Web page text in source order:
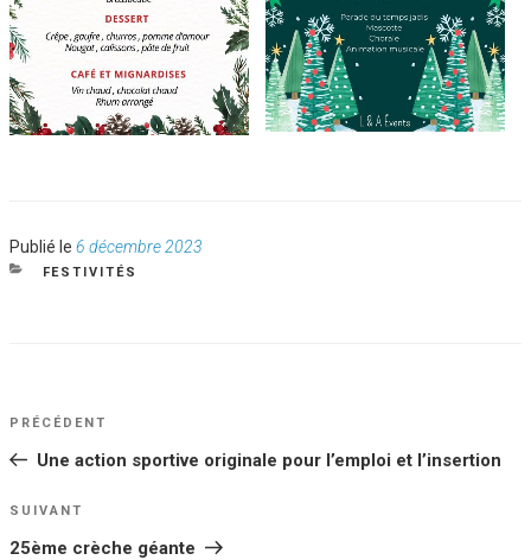
Publié le Publié
le
6 décembre 2023
CATÉGORIES
FESTIVITÉS
NAVIGATION
DE
Article
PRÉCÉDENT
Une action sportive originale pour l’emploi et l’insertion
Article
SUIVANT
25ème crèche géante